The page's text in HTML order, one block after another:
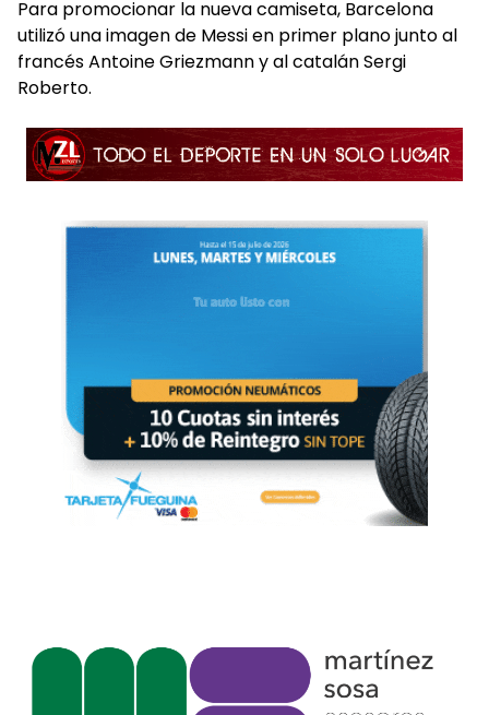
Para promocionar la nueva camiseta, Barcelona
utilizó una imagen de Messi en primer plano junto al
francés Antoine Griezmann y al catalán Sergi
Roberto.